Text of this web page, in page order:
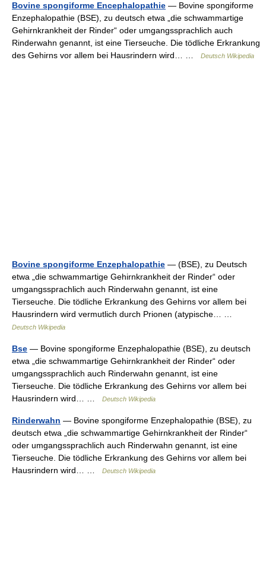
Bovine spongiforme Encephalopathie — Bovine spongiforme
Enzephalopathie (BSE), zu deutsch etwa „die schwammartige
Gehirnkrankheit der Rinder“ oder umgangssprachlich auch
Rinderwahn genannt, ist eine Tierseuche. Die tödliche Erkrankung
des Gehirns vor allem bei Hausrindern wird… …
Deutsch Wikipedia
Bovine spongiforme Enzephalopathie — (BSE), zu Deutsch
etwa „die schwammartige Gehirnkrankheit der Rinder“ oder
umgangssprachlich auch Rinderwahn genannt, ist eine
Tierseuche. Die tödliche Erkrankung des Gehirns vor allem bei
Hausrindern wird vermutlich durch Prionen (atypische… …
Deutsch Wikipedia
Bse — Bovine spongiforme Enzephalopathie (BSE), zu deutsch
etwa „die schwammartige Gehirnkrankheit der Rinder“ oder
umgangssprachlich auch Rinderwahn genannt, ist eine
Tierseuche. Die tödliche Erkrankung des Gehirns vor allem bei
Hausrindern wird… …
Deutsch Wikipedia
Rinderwahn — Bovine spongiforme Enzephalopathie (BSE), zu
deutsch etwa „die schwammartige Gehirnkrankheit der Rinder“
oder umgangssprachlich auch Rinderwahn genannt, ist eine
Tierseuche. Die tödliche Erkrankung des Gehirns vor allem bei
Hausrindern wird… …
Deutsch Wikipedia